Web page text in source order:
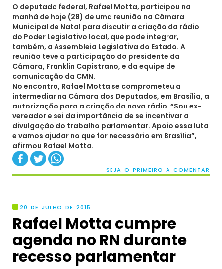
O deputado federal, Rafael Motta, participou na
manhã de hoje (28) de uma reunião na Câmara
Municipal de Natal para discutir a criação da rádio
do Poder Legislativo local, que pode integrar,
também, a Assembleia Legislativa do Estado. A
reunião teve a participação do presidente da
Câmara, Franklin Capistrano, e da equipe de
comunicação da CMN.
No encontro, Rafael Motta se comprometeu a
intermediar na Câmara dos Deputados, em Brasília, a
autorização para a criação da nova rádio. “Sou ex-
vereador e sei da importância de se incentivar a
divulgação do trabalho parlamentar. Apoio essa luta
e vamos ajudar no que for necessário em Brasília”,
afirmou Rafael Motta.
SEJA O PRIMEIRO A COMENTAR
20 DE JULHO DE 2015
Rafael Motta cumpre
agenda no RN durante
recesso parlamentar